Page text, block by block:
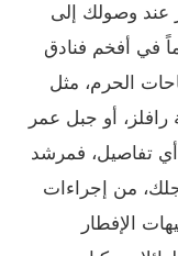
عند وصولك إلى
في أفخم فنادق
الحرم، مثل
أو جبل عمر
تفاصيل، فمرشد
من إجراءات
الإفطار